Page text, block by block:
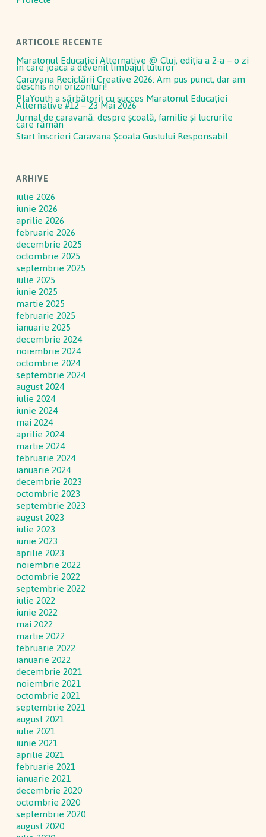
ARTICOLE RECENTE
Maratonul Educației Alternative @ Cluj, ediția a 2-a – o zi
în care joaca a devenit limbajul tuturor
Caravana Reciclării Creative 2026: Am pus punct, dar am
deschis noi orizonturi!
PlaYouth a sărbătorit cu succes Maratonul Educației
Alternative #12 – 23 Mai 2026
Jurnal de caravană: despre școală, familie și lucrurile
care rămân
Start înscrieri Caravana Școala Gustului Responsabil
ARHIVE
iulie 2026
iunie 2026
aprilie 2026
februarie 2026
decembrie 2025
octombrie 2025
septembrie 2025
iulie 2025
iunie 2025
martie 2025
februarie 2025
ianuarie 2025
decembrie 2024
noiembrie 2024
octombrie 2024
septembrie 2024
august 2024
iulie 2024
iunie 2024
mai 2024
aprilie 2024
martie 2024
februarie 2024
ianuarie 2024
decembrie 2023
octombrie 2023
septembrie 2023
august 2023
iulie 2023
iunie 2023
aprilie 2023
noiembrie 2022
octombrie 2022
septembrie 2022
iulie 2022
iunie 2022
mai 2022
martie 2022
februarie 2022
ianuarie 2022
decembrie 2021
noiembrie 2021
octombrie 2021
septembrie 2021
august 2021
iulie 2021
iunie 2021
aprilie 2021
februarie 2021
ianuarie 2021
decembrie 2020
octombrie 2020
septembrie 2020
august 2020